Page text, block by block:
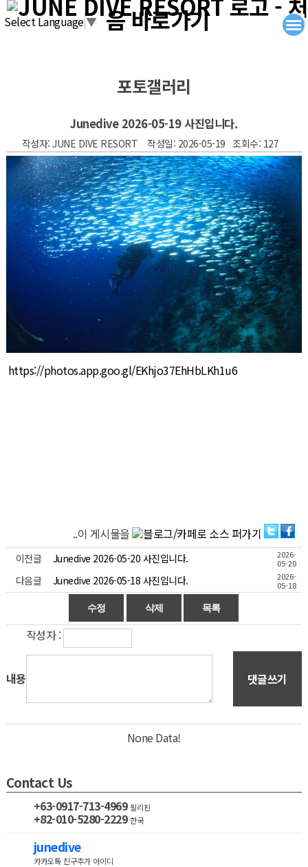
탑메뉴 바로가기
본문 바로가기
Select Language▼
포토갤러리
Junedive 2026-05-19 사진입니다.
작성자: JUNE DIVE RESORT 작성일: 2026-05-19 조회수: 127
https://photos.app.goo.gl/EKhjo37EhHbLKh1u6
..이 게시물을
이전글 Junedive 2026-05-20 사진입니다.
2026-
05-20
다음글 Junedive 2026-05-18 사진입니다.
2026-
05-18
작성자 :
내용 댓글쓰기
None Data!
Contact Us
+63-0917-713-4969 필리핀
+82-010-5280-2229 한국
junedive
카카오톡 친구추가 아이디